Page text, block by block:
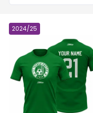
2024/25